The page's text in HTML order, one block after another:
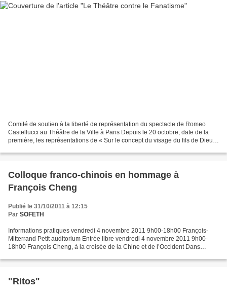
Comité de soutien à la liberté de représentation du spectacle de Romeo
Castellucci au Théâtre de la Ville à Paris Depuis le 20 octobre, date de la
première, les représentations de « Sur le concept du visage du fils de Dieu
Colloque franco-chinois en hommage à
François Cheng
Publié le 31/10/2011 à 12:15
Par SOFETH
Informations pratiques vendredi 4 novembre 2011 9h00-18h00 François-
Mitterrand Petit auditorium Entrée libre vendredi 4 novembre 2011 9h00-
18h00 François Cheng, à la croisée de la Chine et de l’Occident Dans
"Ritos"